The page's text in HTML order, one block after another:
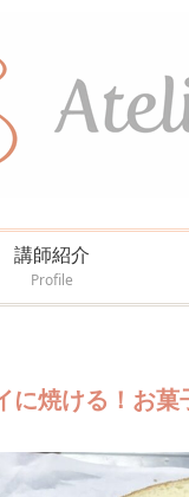
講師紹介
Profile
に焼ける！お